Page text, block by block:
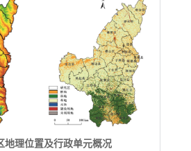
地理位置及行政单元概况